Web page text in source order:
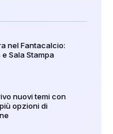
nel Fantacalcio:
Sala Stampa
nuovi temi con
opzioni di